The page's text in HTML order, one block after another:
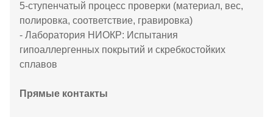
5-ступенчатый процесс проверки (материал, вес,
полировка, соответствие, гравировка)
- Лаборатория НИОКР: Испытания
гипоаллергенных покрытий и скребкостойких
сплавов
Прямые контакты